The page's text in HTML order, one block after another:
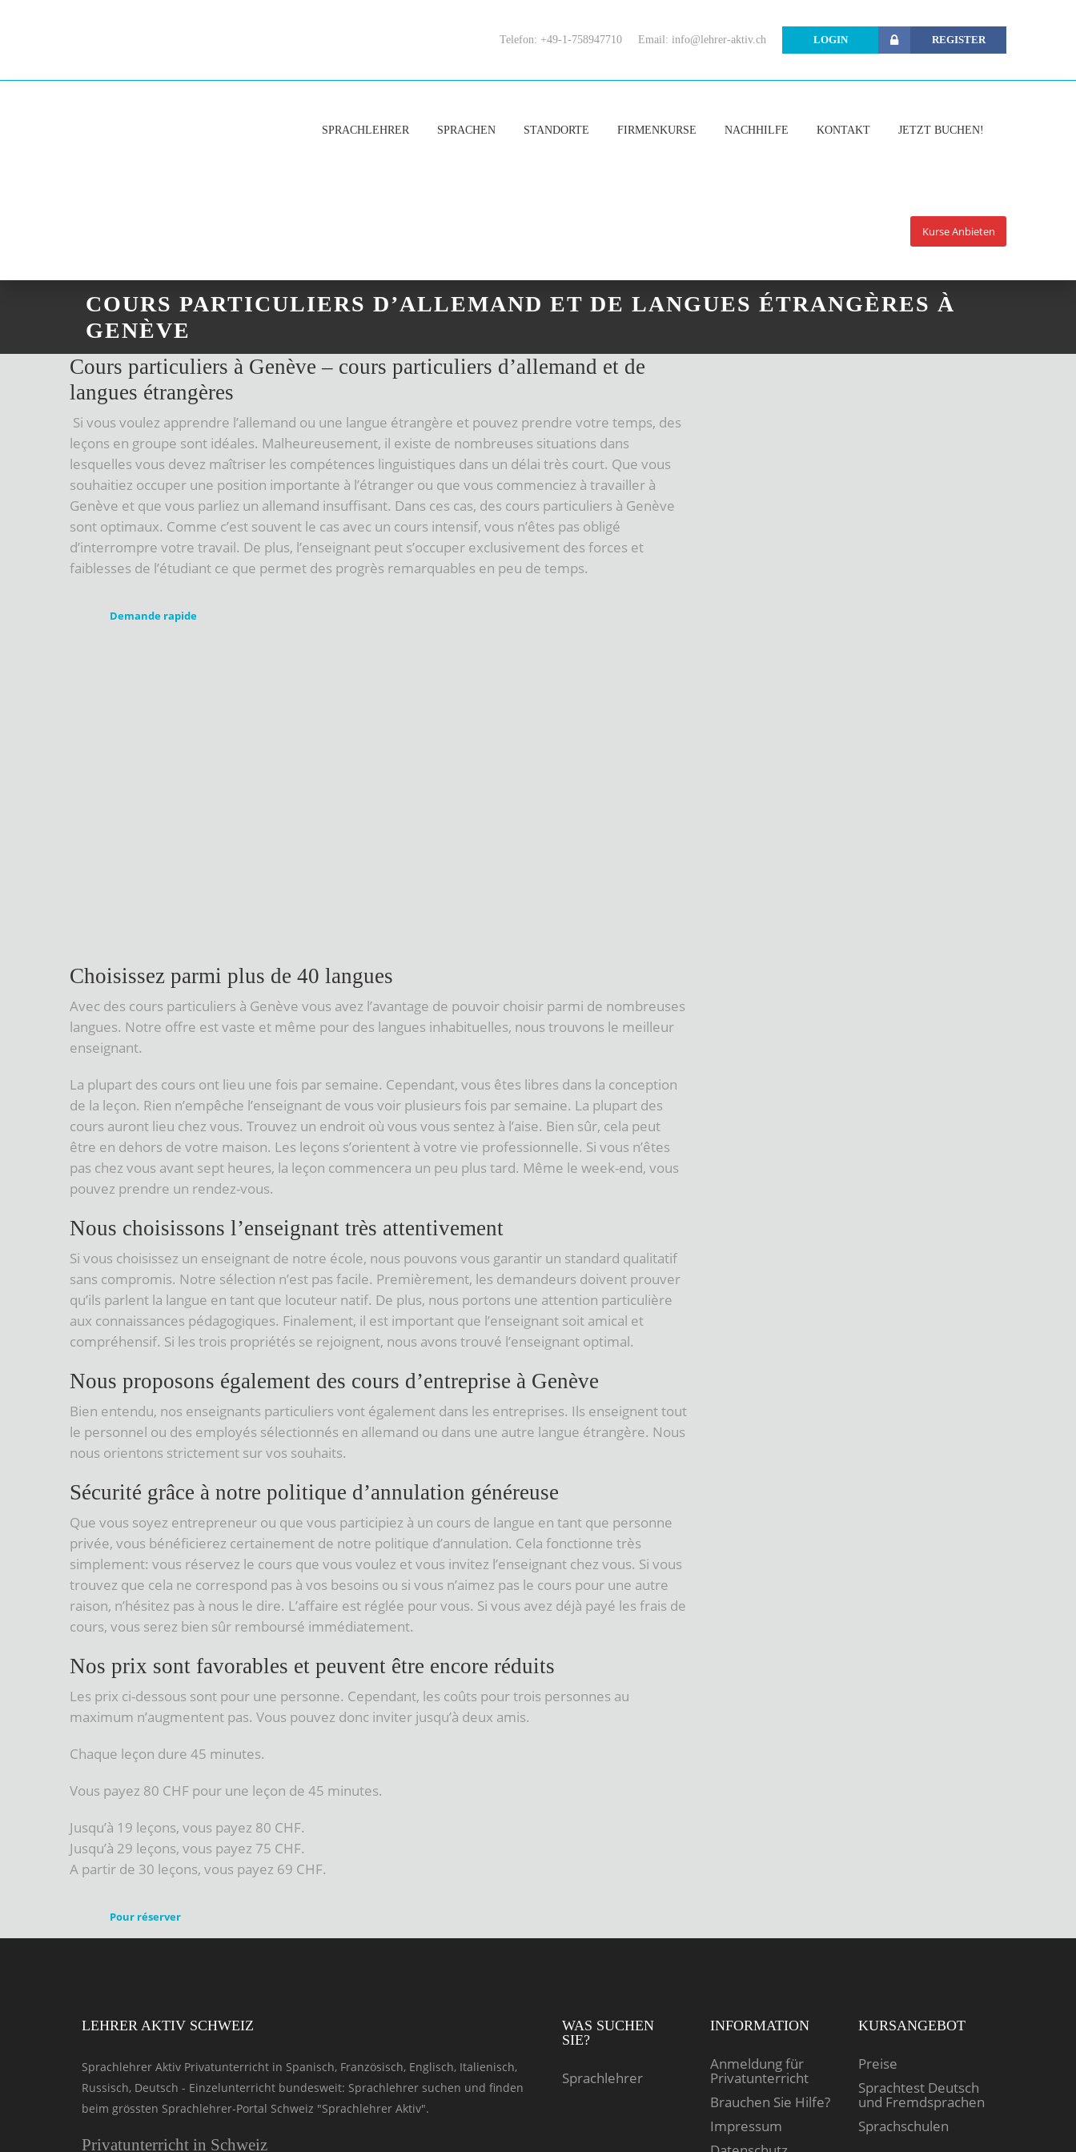
LOGIN REGISTER
Telefon: +49-1-758947710 Email: info@lehrer-aktiv.ch
SPRACHLEHRER SPRACHEN STANDORTE FIRMENKURSE NACHHILFE KONTAKT JETZT BUCHEN!
Kurse Anbieten
COURS PARTICULIERS D’ALLEMAND ET DE LANGUES ÉTRANGÈRES À
GENÈVE
Cours particuliers à Genève – cours particuliers d’allemand et de
langues étrangères
Si vous voulez apprendre l’allemand ou une langue étrangère et pouvez prendre votre temps, des
leçons en groupe sont idéales. Malheureusement, il existe de nombreuses situations dans
lesquelles vous devez maîtriser les compétences linguistiques dans un délai très court. Que vous
souhaitiez occuper une position importante à l’étranger ou que vous commenciez à travailler à
Genève et que vous parliez un allemand insuffisant. Dans ces cas, des cours particuliers à Genève
sont optimaux. Comme c’est souvent le cas avec un cours intensif, vous n’êtes pas obligé
d’interrompre votre travail. De plus, l’enseignant peut s’occuper exclusivement des forces et
faiblesses de l’étudiant ce que permet des progrès remarquables en peu de temps.
Demande rapide
Choisissez parmi plus de 40 langues
Avec des cours particuliers à Genève vous avez l’avantage de pouvoir choisir parmi de nombreuses
langues. Notre offre est vaste et même pour des langues inhabituelles, nous trouvons le meilleur
enseignant.
La plupart des cours ont lieu une fois par semaine. Cependant, vous êtes libres dans la conception
de la leçon. Rien n’empêche l’enseignant de vous voir plusieurs fois par semaine. La plupart des
cours auront lieu chez vous. Trouvez un endroit où vous vous sentez à l’aise. Bien sûr, cela peut
être en dehors de votre maison. Les leçons s’orientent à votre vie professionnelle. Si vous n’êtes
pas chez vous avant sept heures, la leçon commencera un peu plus tard. Même le week-end, vous
pouvez prendre un rendez-vous.
Nous choisissons l’enseignant très attentivement
Si vous choisissez un enseignant de notre école, nous pouvons vous garantir un standard qualitatif
sans compromis. Notre sélection n’est pas facile. Premièrement, les demandeurs doivent prouver
qu’ils parlent la langue en tant que locuteur natif. De plus, nous portons une attention particulière
aux connaissances pédagogiques. Finalement, il est important que l’enseignant soit amical et
compréhensif. Si les trois propriétés se rejoignent, nous avons trouvé l’enseignant optimal.
Nous proposons également des cours d’entreprise à Genève
Bien entendu, nos enseignants particuliers vont également dans les entreprises. Ils enseignent tout
le personnel ou des employés sélectionnés en allemand ou dans une autre langue étrangère. Nous
nous orientons strictement sur vos souhaits.
Sécurité grâce à notre politique d’annulation généreuse
Que vous soyez entrepreneur ou que vous participiez à un cours de langue en tant que personne
privée, vous bénéficierez certainement de notre politique d’annulation. Cela fonctionne très
simplement: vous réservez le cours que vous voulez et vous invitez l’enseignant chez vous. Si vous
trouvez que cela ne correspond pas à vos besoins ou si vous n’aimez pas le cours pour une autre
raison, n’hésitez pas à nous le dire. L’affaire est réglée pour vous. Si vous avez déjà payé les frais de
cours, vous serez bien sûr remboursé immédiatement.
Nos prix sont favorables et peuvent être encore réduits
Les prix ci-dessous sont pour une personne. Cependant, les coûts pour trois personnes au
maximum n’augmentent pas. Vous pouvez donc inviter jusqu’à deux amis.
Chaque leçon dure 45 minutes.
Vous payez 80 CHF pour une leçon de 45 minutes.
Jusqu’à 19 leçons, vous payez 80 CHF.
Jusqu’à 29 leçons, vous payez 75 CHF.
A partir de 30 leçons, vous payez 69 CHF.
Pour réserver
LEHRER AKTIV SCHWEIZ
Sprachlehrer Aktiv Privatunterricht in Spanisch, Französisch, Englisch, Italienisch,
Russisch, Deutsch - Einzelunterricht bundesweit: Sprachlehrer suchen und finden
beim grössten Sprachlehrer-Portal Schweiz "Sprachlehrer Aktiv".
Privatunterricht in Schweiz
WAS SUCHEN
SIE?
Sprachlehrer
INFORMATION
Anmeldung für
Privatunterricht
Brauchen Sie Hilfe?
Impressum
KURSANGEBOT
Preise
Sprachtest Deutsch
und Fremdsprachen
Sprachschulen